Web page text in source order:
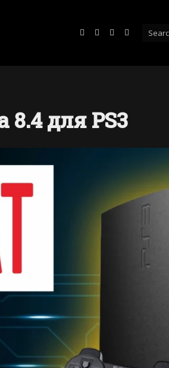
VKontakte
Instagram
YouTubeTelegram
для PS3